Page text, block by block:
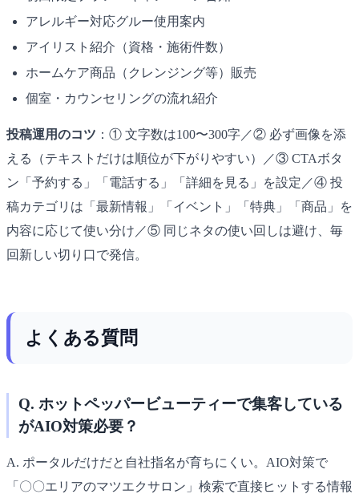
アレルギー対応グルー使用案内
アイリスト紹介（資格・施術件数）
ホームケア商品（クレンジング等）販売
個室・カウンセリングの流れ紹介
投稿運用のコツ ：① 文字数は100〜300字／② 必ず画像を添
える（テキストだけは順位が下がりやすい）／③ CTAボタ
ン「予約する」「電話する」「詳細を見る」を設定／④ 投
稿カテゴリは「最新情報」「イベント」「特典」「商品」を
内容に応じて使い分け／⑤ 同じネタの使い回しは避け、毎
回新しい切り口で発信。
よくある質問
Q. ホットペッパービューティーで集客している
がAIO対策必要？
A. ポータルだけだと自社指名が育ちにくい。AIO対策で
「〇〇エリアのマツエクサロン」検索で直接ヒットする情報